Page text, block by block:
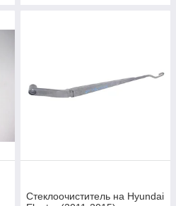
Стеклоочиститель на Hyundai